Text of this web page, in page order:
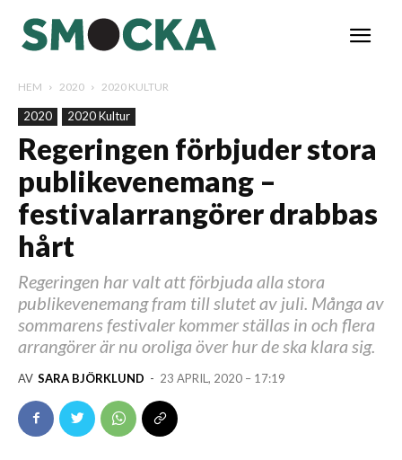
HEM 2020 2020 KULTUR
2020 2020 Kultur
Regeringen förbjuder stora
publikevenemang –
festivalarrangörer drabbas
hårt
Regeringen har valt att förbjuda alla stora
publikevenemang fram till slutet av juli. Många av
sommarens festivaler kommer ställas in och flera
arrangörer är nu oroliga över hur de ska klara sig.
AV SARA BJÖRKLUND - 23 APRIL, 2020 – 17:19